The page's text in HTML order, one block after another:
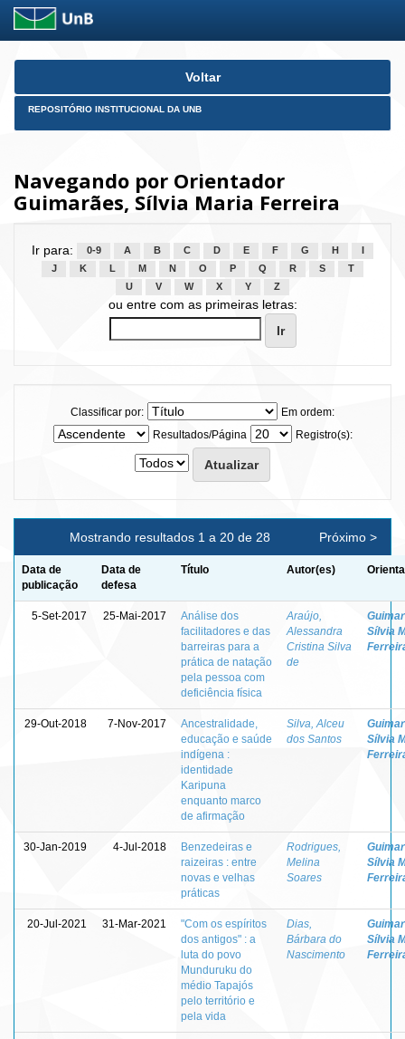
Skip
Voltar
REPOSITÓRIO INSTITUCIONAL DA UNB
Navegando por Orientador
Guimarães, Sílvia Maria Ferreira
Ir para: 0-9 A B C D E F G H
J
K L M N O P Q R S
T
U
V W X Y Z
ou entre com as primeiras letras:
Classificar por:
Em ordem:
Resultados/Página
Registro(s):
Mostrando resultados 1 a 20 de 28 Próximo >
Data de
publicação
Data de
defesa
Título Autor(es)
5-Set-2017 25-Mai-2017
Análise dos
facilitadores e das
barreiras para a
prática de natação
pela pessoa com
deficiência física
Araújo,
Alessandra
Cristina Silva
de
Sílvia
29-Out-2018 7-Nov-2017
Ancestralidade,
educação e saúde
indígena :
identidade
Karipuna
enquanto marco
de afirmação
Silva, Alceu
dos Santos
Sílvia
30-Jan-2019 4-Jul-2018
Benzedeiras e
raizeiras : entre
novas e velhas
práticas
Rodrigues,
Melina
Soares
Sílvia
20-Jul-2021 31-Mar-2021
"Com os espíritos
dos antigos" : a
luta do povo
Munduruku do
médio Tapajós
pelo território e
pela vida
Dias,
Bárbara do
Nascimento
Sílvia